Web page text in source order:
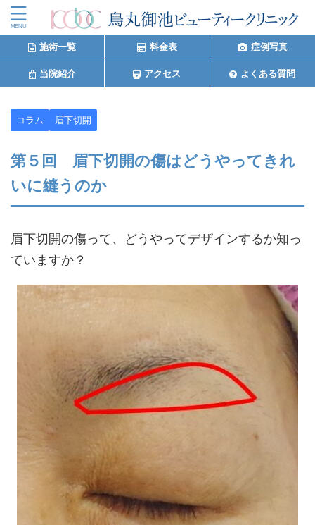
施術一覧 料金表 症例写真
当院紹介 アクセス よくある質問
コラム 眉下切開
第５回 眉下切開の傷はどうやってきれ
いに縫うのか
眉下切開の傷って、どうやってデザインするか知っ
ていますか？